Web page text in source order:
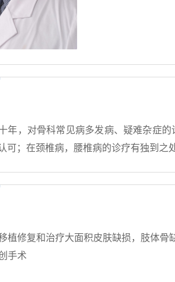
年，对骨科常见病多发病、疑难杂症
可；在颈椎病，腰椎病的诊疗有独到
植修复和治疗大面积皮肤缺损，肢体骨
手术